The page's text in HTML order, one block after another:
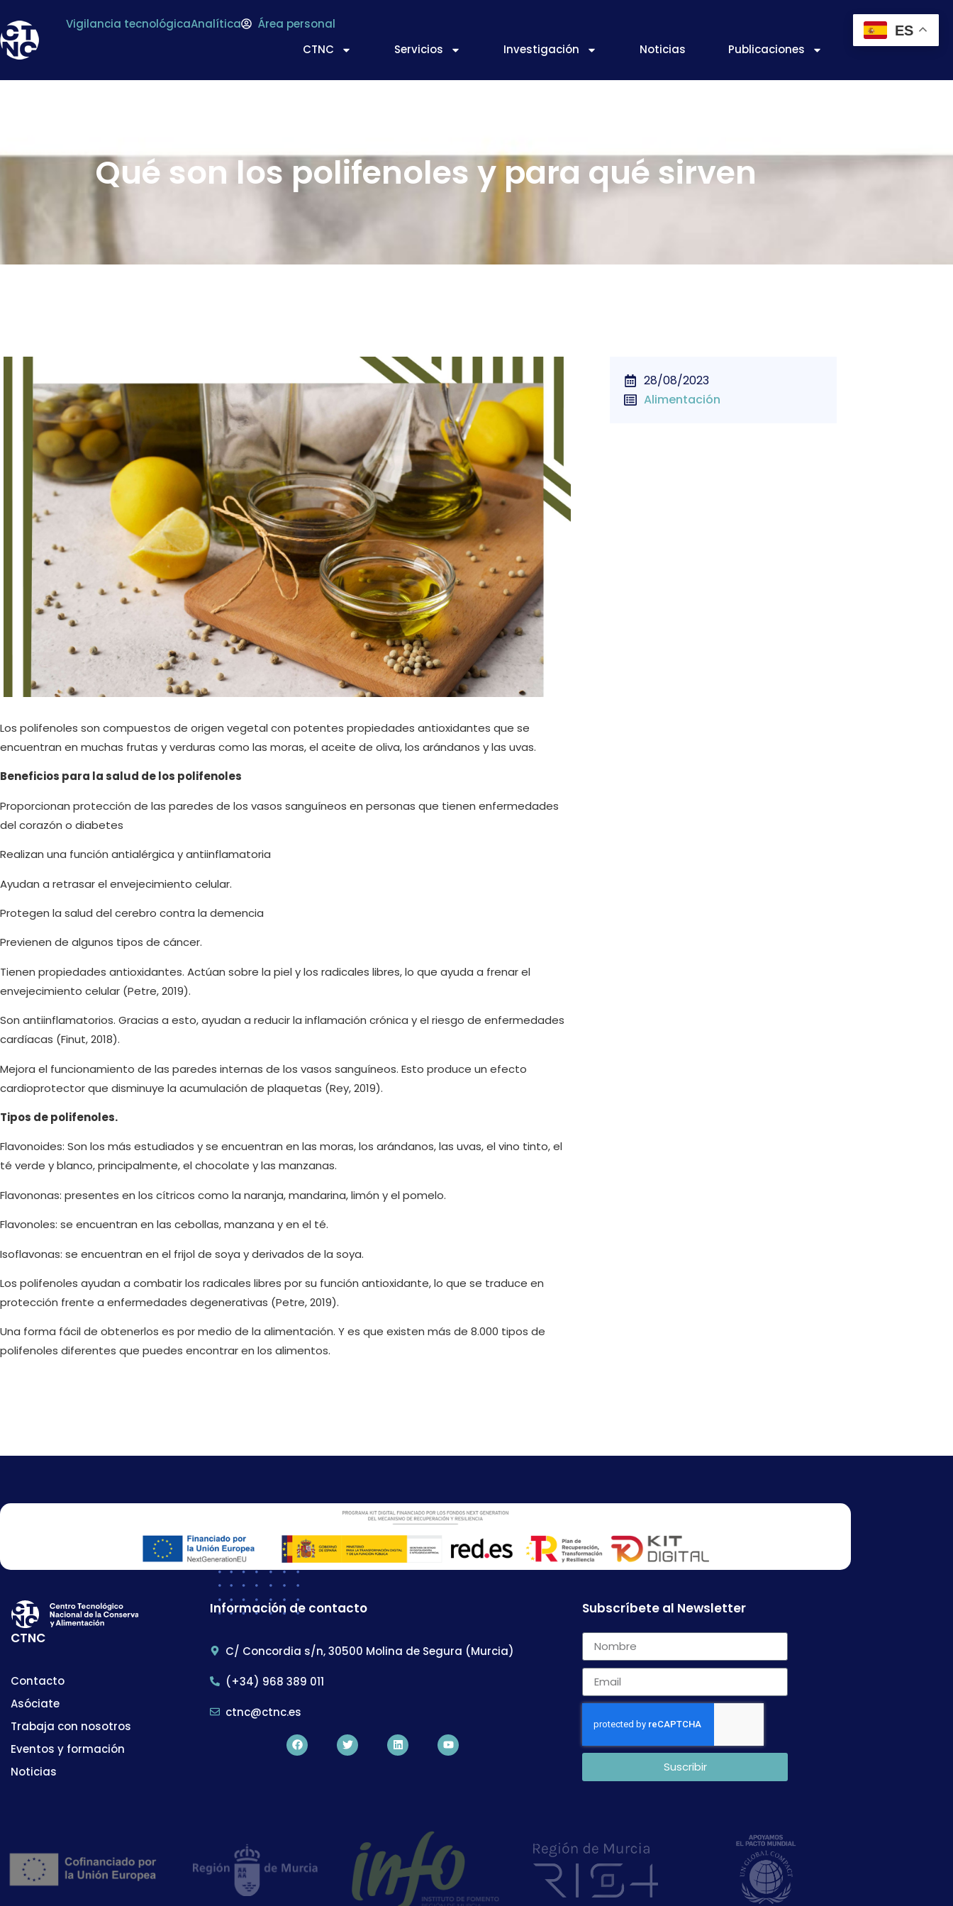
Vigilancia tecnológicaAnalítica
Área personal
CTNC
Servicios Investigación Noticias Publicaciones
Qué son los polifenoles y para qué sirven
Los polifenoles son compuestos de origen vegetal con potentes propiedades antioxidantes que se
encuentran en muchas frutas y verduras como las moras, el aceite de oliva, los arándanos y las uvas.
Beneficios para la salud de los polifenoles
Proporcionan protección de las paredes de los vasos sanguíneos en personas que tienen enfermedades
del corazón o diabetes
Realizan una función antialérgica y antiinflamatoria
Ayudan a retrasar el envejecimiento celular.
Protegen la salud del cerebro contra la demencia
Previenen de algunos tipos de cáncer.
Tienen propiedades antioxidantes. Actúan sobre la piel y los radicales libres, lo que ayuda a frenar el
envejecimiento celular (Petre, 2019).
Son antiinflamatorios. Gracias a esto, ayudan a reducir la inflamación crónica y el riesgo de enfermedades
cardíacas (Finut, 2018).
Mejora el funcionamiento de las paredes internas de los vasos sanguíneos. Esto produce un efecto
cardioprotector que disminuye la acumulación de plaquetas (Rey, 2019).
Tipos de polifenoles.
Flavonoides: Son los más estudiados y se encuentran en las moras, los arándanos, las uvas, el vino tinto, el
té verde y blanco, principalmente, el chocolate y las manzanas.
Flavononas: presentes en los cítricos como la naranja, mandarina, limón y el pomelo.
Flavonoles: se encuentran en las cebollas, manzana y en el té.
Isoflavonas: se encuentran en el frijol de soya y derivados de la soya.
Los polifenoles ayudan a combatir los radicales libres por su función antioxidante, lo que se traduce en
protección frente a enfermedades degenerativas (Petre, 2019).
Una forma fácil de obtenerlos es por medio de la alimentación. Y es que existen más de 8.000 tipos de
polifenoles diferentes que puedes encontrar en los alimentos.
28/08/2023
Alimentación
CTNC
Contacto
Asóciate
Trabaja con nosotros
Eventos y formación
Noticias
Información de contacto
C/ Concordia s/n, 30500 Molina de Segura (Murcia)
(+34) 968 389 011
ctnc@ctnc.es
Subscríbete al Newsletter
Suscribir
ES